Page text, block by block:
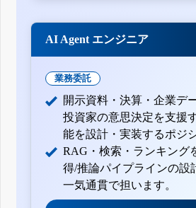
AI Agent エンジニア
業務委託
開示資料・決算・企業デ
投資家の意思決定を支援
能を設計・実装するポジ
RAG・検索・ランキング
得/推論パイプラインの設
一気通貫で担います。